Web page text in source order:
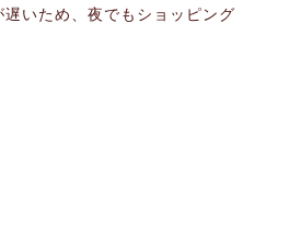
いため、夜でもショッピング